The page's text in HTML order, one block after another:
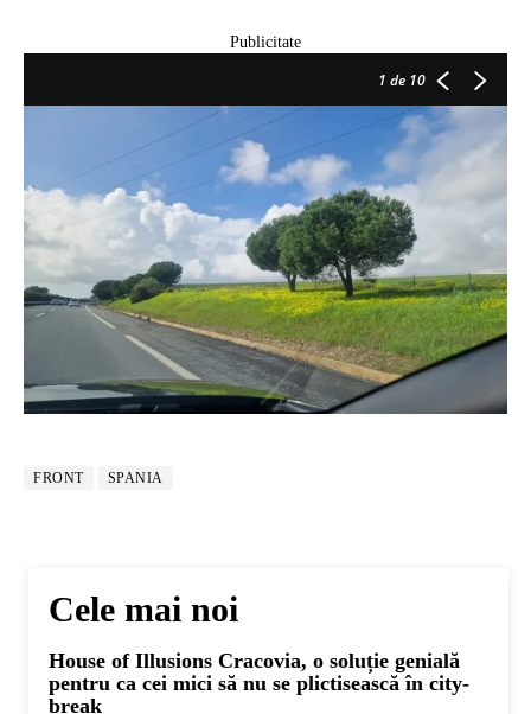
Publicitate
1 de 10
FRONT SPANIA
Cele mai noi
House of Illusions Cracovia, o soluție genială
pentru ca cei mici să nu se plictisească în city-
break